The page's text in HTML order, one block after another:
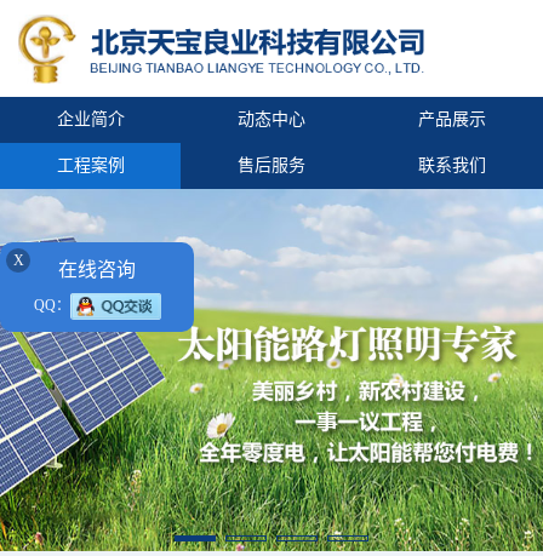
企业简介 动态中心 产品展示
工程案例 售后服务 联系我们
X 在线咨询
QQ：